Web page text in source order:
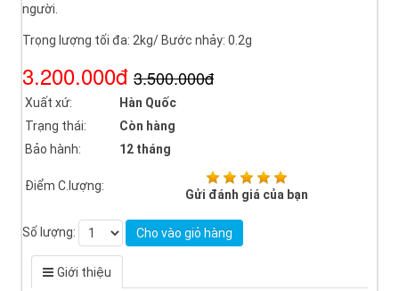
người.
Trọng lượng tối đa: 2kg/ Bước nhảy: 0.2g
3.200.000đ 3.500.000đ
Xuất xứ:
Hàn Quốc
Trạng thái:
Còn hàng
Bảo hành:
12 tháng
Điểm C.lượng:
Gửi đánh giá của bạn
Số lượng: Cho vào giỏ hàng
Giới thiệu